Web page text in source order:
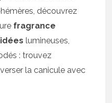
découvrez
fragrance
lumineuses,
: trouvez
la canicule avec